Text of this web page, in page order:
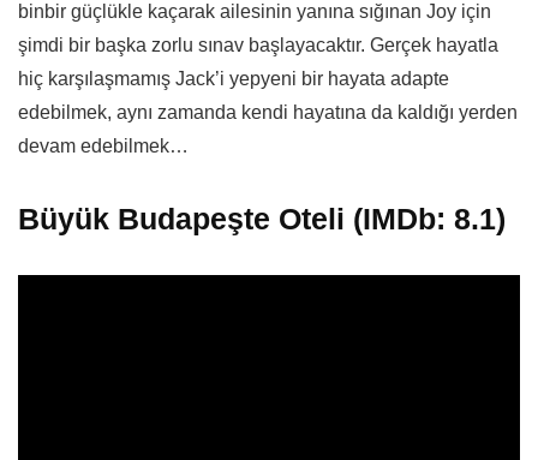
binbir güçlükle kaçarak ailesinin yanına sığınan Joy için
şimdi bir başka zorlu sınav başlayacaktır. Gerçek hayatla
hiç karşılaşmamış Jack’i yepyeni bir hayata adapte
edebilmek, aynı zamanda kendi hayatına da kaldığı yerden
devam edebilmek…
Büyük Budapeşte Oteli (IMDb: 8.1)